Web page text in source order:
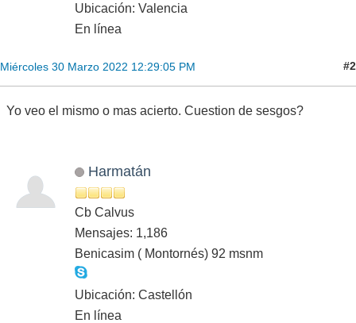
Ubicación: Valencia
En línea
Miércoles 30 Marzo 2022 12:29:05 PM #2
Yo veo el mismo o mas acierto. Cuestion de sesgos?
Harmatán
Cb Calvus
Mensajes: 1,186
Benicasim ( Montornés) 92 msnm
Ubicación: Castellón
En línea